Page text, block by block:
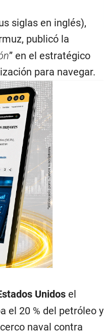
siglas en inglés),
publicó la
” en el estratégico
para navegar.
Unidosel
el 20 % del petróleo y
naval contra